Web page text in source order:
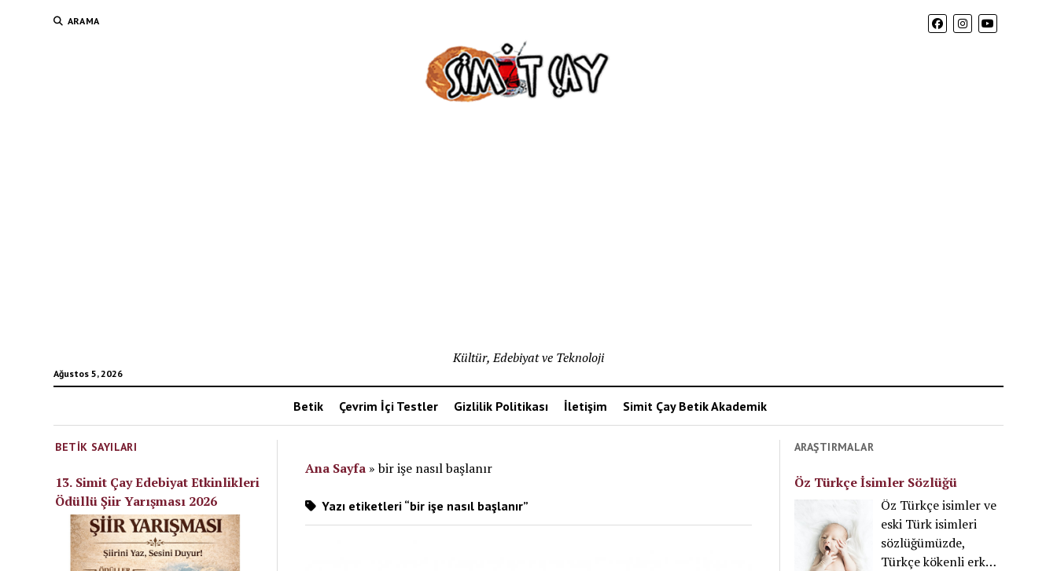
ARAMA
Ağustos 5, 2026
Kültür, Edebiyat ve Teknoloji
Betik Çevrim İçi Testler Gizlilik Politikası İletişim Simit Çay Betik Akademik
BETIK SAYILARI
13. Simit Çay Edebiyat Etkinlikleri
Ödüllü Şiir Yarışması 2026
Ana Sayfa»bir işe nasıl başlanır
Yazı etiketleri “bir işe nasıl başlanır”
ARAŞTIRMALAR
Öz Türkçe İsimler Sözlüğü
Öz Türkçe isimler ve
eski Türk isimleri
sözlüğümüzde,
Türkçe kökenli erkek